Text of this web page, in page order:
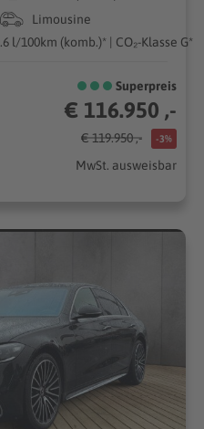
Limousine
l/100km (komb.)* | CO₂-Klasse G*
Superpreis
€ 116.950 ,-
€ 119.950 ,- -3%
MwSt. ausweisbar